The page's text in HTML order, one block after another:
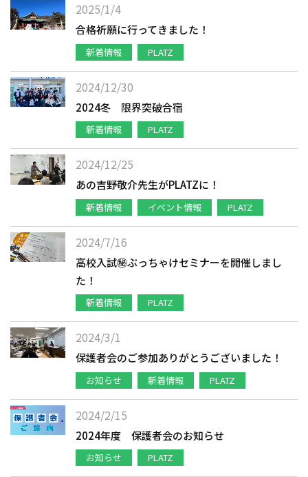
2025/1/4
合格祈願に行ってきました！
新着情報 PLATZ
2024/12/30
2024冬 限界突破合宿
新着情報 PLATZ
2024/12/25
あの吉野敬介先生がPLATZに！
新着情報 イベント情報 PLATZ
2024/7/16
高校入試㊙ぶっちゃけセミナーを開催しまし
た！
新着情報 PLATZ
2024/3/1
保護者会のご参加ありがとうございました！
お知らせ 新着情報 PLATZ
2024/2/15
2024年度 保護者会のお知らせ
お知らせ PLATZ